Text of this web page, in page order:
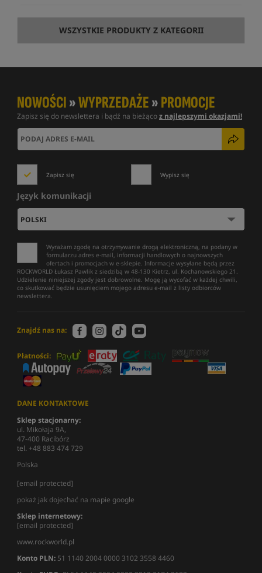
WSZYSTKIE PRODUKTY Z KATEGORII
NOWOŚCI»WYPRZEDAŻE»PROMOCJE
Zapisz się do newslettera i bądź na bieżącoz najlepszymi okazjami!
Zapisz się Wypisz się
Język komunikacji
Wyrażam zgodę na otrzymywanie drogą elektroniczną, na podany w
formularzu adres e-mail, informacji handlowych o najnowszych
ofertach i promocjach w e-sklepie. Informacje wysyłane będą przez
ROCKWORLD Łukasz Pawlik z siedzibą w 48-130 Kietrz, ul. Kochanowskiego 21.
Udzielenie niniejszej zgody jest dobrowolne. Mogę ją wycofać w każdej chwili,
co skutkować będzie usunięciem mojego adresu e-mail z listy odbiorców
newslettera.
Znajdź nas na:
Płatności:
DANE KONTAKTOWE
Sklep stacjonarny:
ul. Mikołaja 9A,
47-400 Racibórz
tel. +48 883 474 729
Polska
[email protected]
pokaż jak dojechać na mapie google
Sklep internetowy:
[email protected]
www.rockworld.pl
Konto PLN: 51 1140 2004 0000 3102 3558 4460